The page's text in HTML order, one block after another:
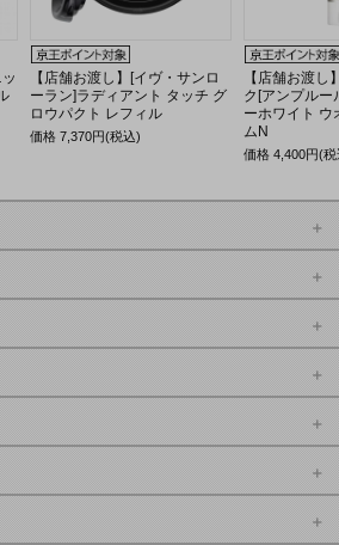
【店舗お渡し】[イヴ・サンロ
ーラン]ラディアント タッチ グ
ロウパクト レフィル
価格7,370円(税込)
【店舗お渡し
ク[アンプルー
ーホワイト ウ
ムN
価格4,400円(